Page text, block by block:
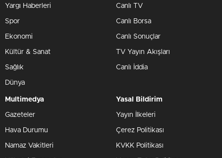
Yargı Haberleri
Spor
Ekonomi
Kültür & Sanat
Sağlık
Dünya
Canlı TV
Canlı Borsa
Canlı Sonuçlar
TV Yayın Akışları
Canlı İddia
Multimedya
Gazeteler
Hava Durumu
Namaz Vakitleri
Yasal Bildirim
Yayın İlkeleri
Çerez Politikası
KVKK Politikası